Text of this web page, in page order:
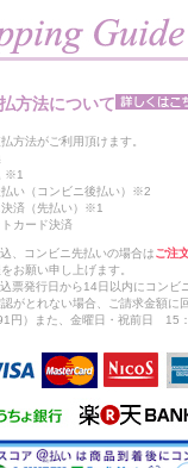
方法について
方法がご利用頂けます。
※1
払い（コンビニ後払い）※2
決済（先払い）※1
トカード決済
、コンビニ先払いの場合はご注
お願い申し上げます。
票発行日から14日以内にコンビ
認がとれない場合、ご請求金額
円）また、金曜日・祝前日 15